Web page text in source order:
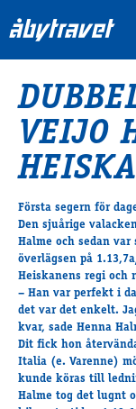
Köp biljett
Travprogrammet
Boka ställplats
Bra att veta
Restauranger
Catering by Lyon
Hotell nära oss
Nybörjar­guide
Presentkort
Tävlingsdagar
FAQ
VEIJO
Första segern för
Den sjuårige
Halme och sedan
överlägsen på
Heiskanens regi och
– Han var perfekt i
det var det enkelt.
kvar, sade Henna
Dit fick hon
Italia(e. Varenne)
kunde köras till
Halme tog det lugnt